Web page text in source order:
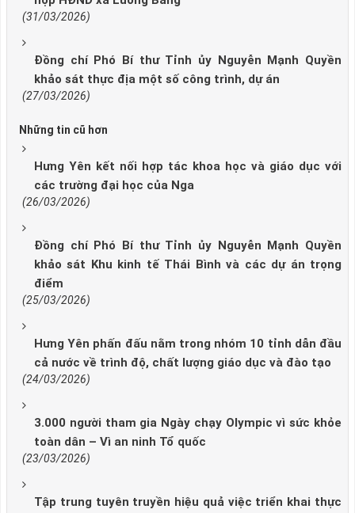
(31/03/2026)
Đồng chí Phó Bí thư Tỉnh ủy Nguyễn Mạnh Quyền
khảo sát thực địa một số công trình, dự án
(27/03/2026)
Những tin cũ hơn
Hưng Yên kết nối hợp tác khoa học và giáo dục với
các trường đại học của Nga
(26/03/2026)
Đồng chí Phó Bí thư Tỉnh ủy Nguyễn Mạnh Quyền
khảo sát Khu kinh tế Thái Bình và các dự án trọng
điểm
(25/03/2026)
Hưng Yên phấn đấu nằm trong nhóm 10 tỉnh dẫn đầu
cả nước về trình độ, chất lượng giáo dục và đào tạo
(24/03/2026)
3.000 người tham gia Ngày chạy Olympic vì sức khỏe
toàn dân – Vì an ninh Tổ quốc
(23/03/2026)
Tập trung tuyên truyền hiệu quả việc triển khai thực